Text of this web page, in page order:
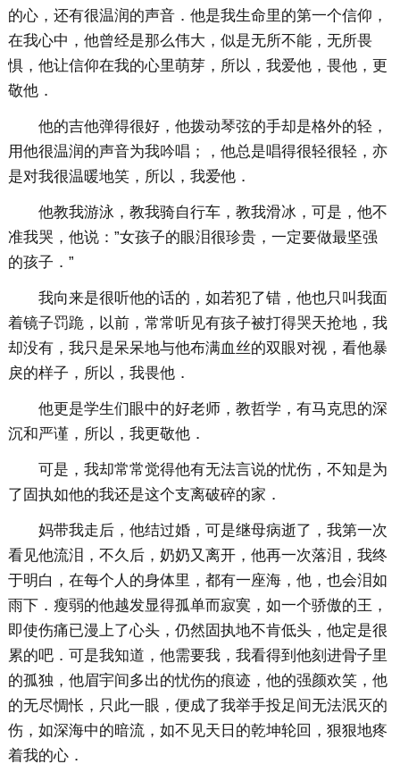
的心，还有很温润的声音．他是我生命里的第一个信仰，
在我心中，他曾经是那么伟大，似是无所不能，无所畏
惧，他让信仰在我的心里萌芽，所以，我爱他，畏他，更
敬他．
他的吉他弹得很好，他拨动琴弦的手却是格外的轻，
用他很温润的声音为我吟唱；，他总是唱得很轻很轻，亦
是对我很温暖地笑，所以，我爱他．
他教我游泳，教我骑自行车，教我滑冰，可是，他不
准我哭，他说：”女孩子的眼泪很珍贵，一定要做最坚强
的孩子．”
我向来是很听他的话的，如若犯了错，他也只叫我面
着镜子罚跪，以前，常常听见有孩子被打得哭天抢地，我
却没有，我只是呆呆地与他布满血丝的双眼对视，看他暴
戾的样子，所以，我畏他．
他更是学生们眼中的好老师，教哲学，有马克思的深
沉和严谨，所以，我更敬他．
可是，我却常常觉得他有无法言说的忧伤，不知是为
了固执如他的我还是这个支离破碎的家．
妈带我走后，他结过婚，可是继母病逝了，我第一次
看见他流泪，不久后，奶奶又离开，他再一次落泪，我终
于明白，在每个人的身体里，都有一座海，他，也会泪如
雨下．瘦弱的他越发显得孤单而寂寞，如一个骄傲的王，
即使伤痛已漫上了心头，仍然固执地不肯低头，他定是很
累的吧．可是我知道，他需要我，我看得到他刻进骨子里
的孤独，他眉宇间多出的忧伤的痕迹，他的强颜欢笑，他
的无尽惆怅，只此一眼，便成了我举手投足间无法泯灭的
伤，如深海中的暗流，如不见天日的乾坤轮回，狠狠地疼
着我的心．